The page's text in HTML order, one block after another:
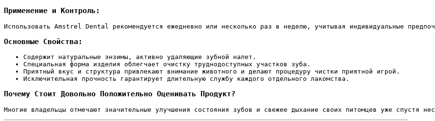
Применение и Контроль:
Использовать Amstrel Dental рекомендуется ежедневно или несколько раз в неделю, учитывая индивидуальные
Основные Свойства:
Содержит натуральные энзимы, активно удаляющие зубной налет.
Специальная форма изделия облегчает очистку труднодоступных участков зуба.
Приятный вкус и структура привлекают внимание животного и делают процедуру чистки приятной игрой.
Исключительная прочность гарантирует длительную службу каждого отдельного лакомства.
Почему Стоит Довольно Положительно Оценивать Продукт?
Многие владельцы отмечают значительные улучшения состояния зубов и свежее дыхание своих питомцев уже